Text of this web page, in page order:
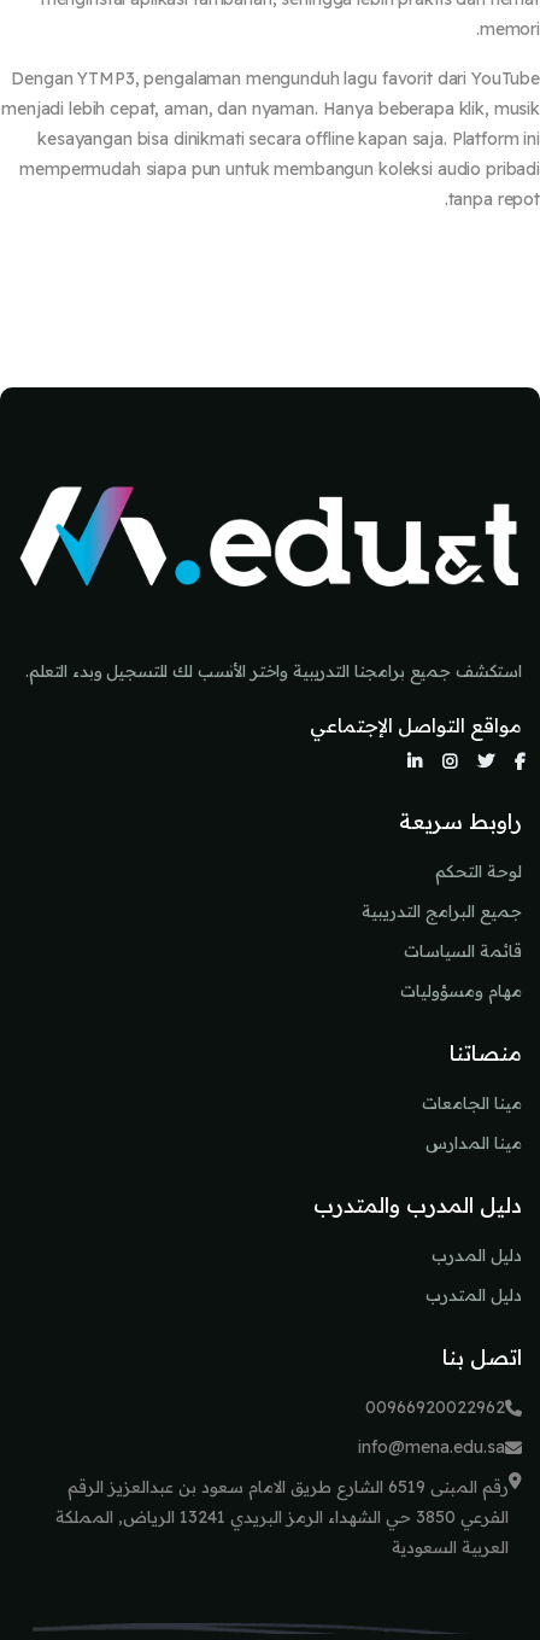
Dengan YTMP3, pengalaman mengunduh lagu favorit dari
menjadi lebih cepat, aman, dan nyaman. Hanya beberapa klik,
kesayangan bisa dinikmati secara offline kapan saja. Platform
mempermudah siapa pun untuk membangun koleksi audio
tanpa
استكشف جميع برامجنا التدريبية واختر الأنسب لك للتسجيل وبدء التعلم.
مواقع التواصل الإجتماعي
راوبط سريعة
لوحة التحكم
جميع البرامج التدريبية
قائمة السياسات
مهام ومسؤوليات
منصاتنا
مينا الجامعات
مينا المدارس
دليل المدرب والمتدرب
دليل المدرب
دليل المتدرب
اتصل بنا
00966920022962
info@mena.edu.sa
رقم المبنى 6519 الشارع طريق الامام سعود بن عبدالعزيز الرقم
الفرعي 3850 حي الشهداء الرمز البريدي 13241 الرياض, المملكة
العربية السعودية